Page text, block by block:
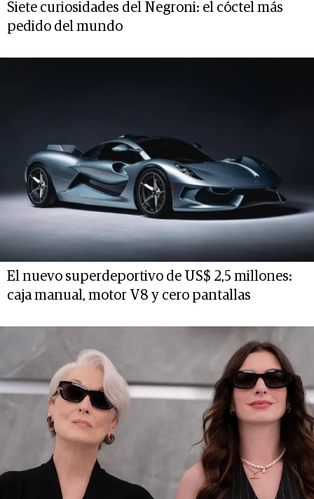
Siete curiosidades del Negroni: el cóctel más
pedido del mundo
El nuevo superdeportivo de US$ 2,5 millones:
caja manual, motor V8 y cero pantallas